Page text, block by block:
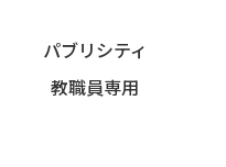
パブリシティ
教職員専用